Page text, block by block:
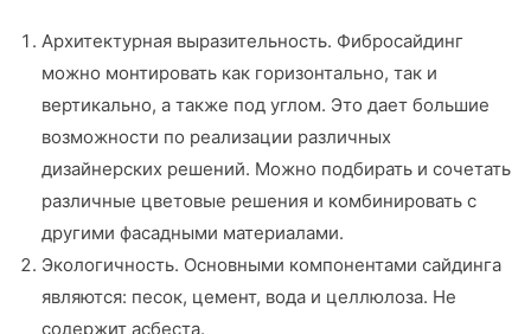
Архитектурная выразительность. Фибросайдинг
можно монтировать как горизонтально, так и
вертикально, а также под углом. Это дает большие
возможности по реализации различных
дизайнерских решений. Можно подбирать и сочетать
различные цветовые решения и комбинировать с
другими фасадными материалами.
Экологичность. Основными компонентами сайдинга
являются: песок, цемент, вода и целлюлоза. Не
содержит асбеста.